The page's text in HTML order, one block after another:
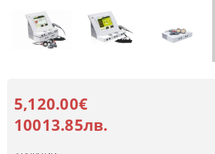
5,120.00€
10013.85лв.